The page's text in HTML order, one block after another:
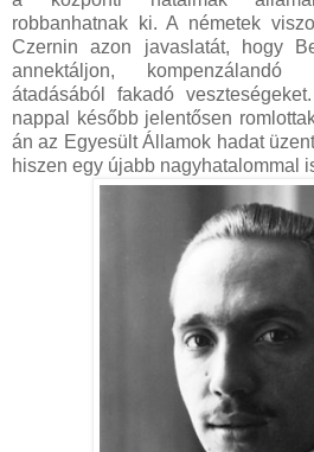
robbanhatnak ki. A németek
Czernin azon javaslatát, hogy
annektáljon, kompenzálandó
átadásából fakadó
nappal később jelentősen
án az Egyesült Államok hadat
hiszen egy újabb nagyhatalommal